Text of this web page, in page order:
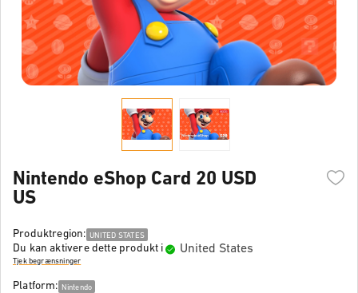
Nintendo eShop Card 20 USD
US
Produktregion: UNITED STATES
Du kan aktivere dette produkt i United States
Tjek begrænsninger
Platform: Nintendo